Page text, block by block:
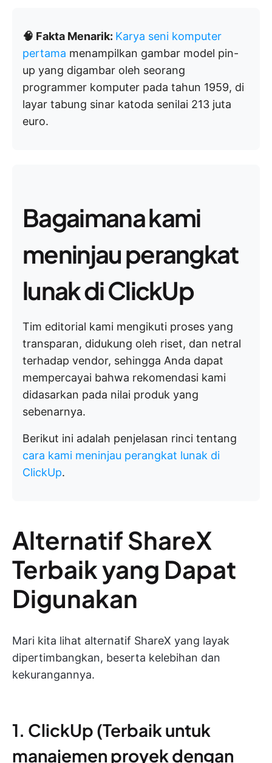
🧠 Fakta Menarik: Karya seni komputer
pertama menampilkan gambar model pin-
up yang digambar oleh seorang
programmer komputer pada tahun 1959, di
layar tabung sinar katoda senilai 213 juta
euro.
Bagaimana kami
meninjau perangkat
lunak di ClickUp
Tim editorial kami mengikuti proses yang
transparan, didukung oleh riset, dan netral
terhadap vendor, sehingga Anda dapat
mempercayai bahwa rekomendasi kami
didasarkan pada nilai produk yang
sebenarnya.
Berikut ini adalah penjelasan rinci tentang
cara kami meninjau perangkat lunak di
ClickUp.
Alternatif ShareX
Terbaik yang Dapat
Digunakan
Mari kita lihat alternatif ShareX yang layak
dipertimbangkan, beserta kelebihan dan
kekurangannya.
1. ClickUp (Terbaik untuk
manajemen proyek dengan